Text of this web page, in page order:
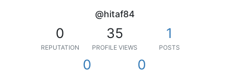
@hitaf84
0
REPUTATION
35
PROFILE VIEWS
1
POSTS
0 0